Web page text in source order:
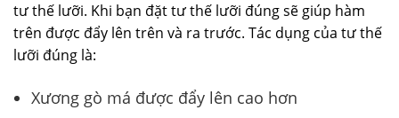
tư thế lưỡi. Khi bạn đặt tư thế lưỡi đúng sẽ giúp hàm
trên được đẩy lên trên và ra trước. Tác dụng của tư thế
lưỡi đúng là:
Xương gò má được đẩy lên cao hơn